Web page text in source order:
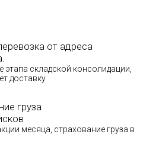
от адреса
этапа складской консолидации,
доставку
груза
месяца, страхование груза в